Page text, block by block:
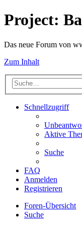
Project:
Das neue Forum von
Zum Inhalt
Schnellzugriff
Aktive
Suche
FAQ
Anmelden
Registrieren
Foren-Übersicht
Suche